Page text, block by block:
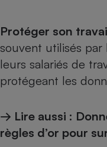
Protéger son
souvent utilisés
leurs salariés de
protégeant les
→ Lire aussi :
règles d’or pour